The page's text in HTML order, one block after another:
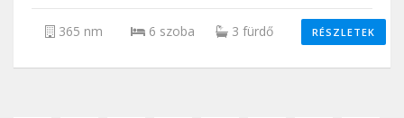
365 nm 6 szoba 3 fürdő RÉSZLETEK